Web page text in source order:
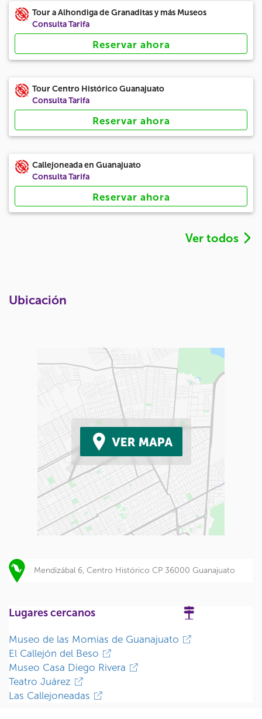
Tour a Alhondiga de Granaditas y más Museos
Consulta Tarifa
Reservar ahora
Tour Centro Histórico Guanajuato
Consulta Tarifa
Reservar ahora
Callejoneada en Guanajuato
Consulta Tarifa
Reservar ahora
Ver todos
Ubicación
Mendizábal 6, Centro Histórico CP 36000 Guanajuato
Lugares cercanos
Museo de las Momias de Guanajuato
El Callejón del Beso
Museo Casa Diego Rivera
Teatro Juárez
Las Callejoneadas